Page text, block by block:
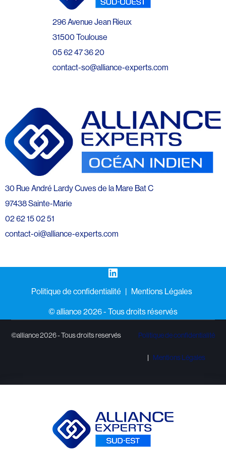
296 Avenue Jean Rieux
31500 Toulouse
05 62 47 36 20
contact-so@alliance-experts.com
30 Rue André Lardy Cuves de la Mare Bat C
97438 Sainte-Marie
02 62 15 02 51
contact-oi@alliance-experts.com
LinkedIn
Politique de confidentialité Mentions Légales
©️ alliance 2026 - Tous droits réservés
©alliance 2026 - Tous droits reservés Politique de confidentialité
Mentions Légales